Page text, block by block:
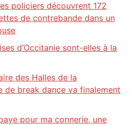
policiers découvrent 172
de contrebande dans un
d’Occitanie sont-elles à la
des Halles de la
de break dance va finalement
pour ma connerie, une